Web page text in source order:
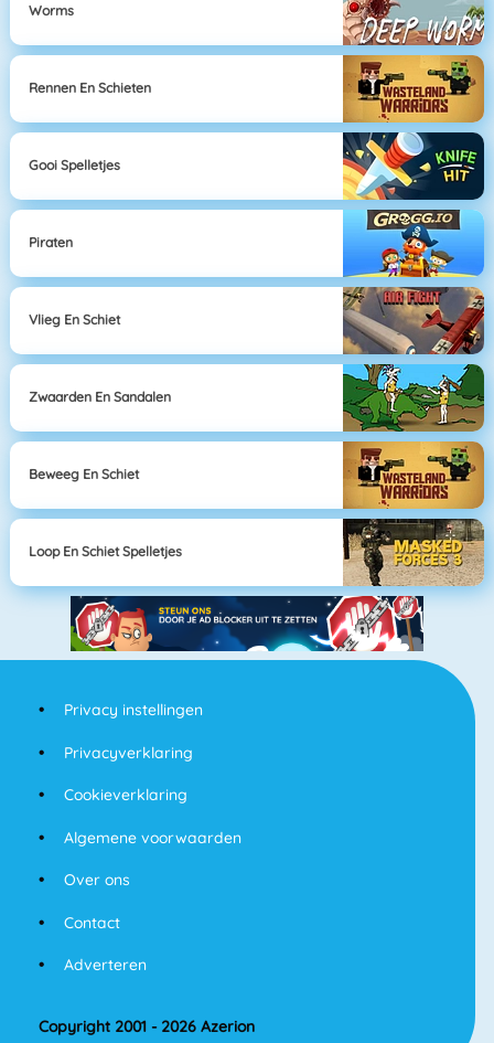
Worms
Rennen En Schieten
Gooi Spelletjes
Piraten
Vlieg En Schiet
Zwaarden En Sandalen
Beweeg En Schiet
Loop En Schiet Spelletjes
Privacy instellingen
Privacyverklaring
Cookieverklaring
Algemene voorwaarden
Over ons
Contact
Adverteren
Copyright 2001 - 2026 Azerion